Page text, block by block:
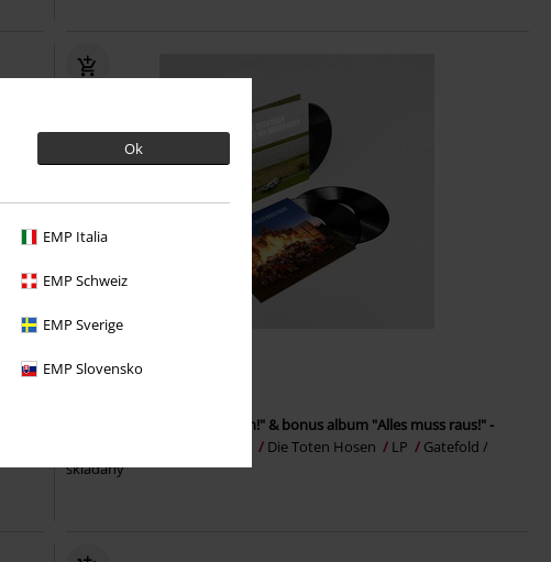
Ok
EMP Italia
EMP Schweiz
EMP Sverige
EMP Slovensko
"Trink aus, wir müssen gehen!" & bonus album "Alles muss raus!" -
Die Toten Hosen LP
Gatefold /
skladaný